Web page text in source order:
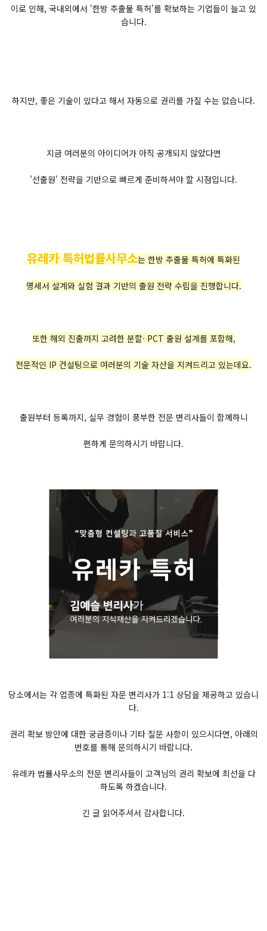
이로 인해, 국내외에서 '한방 추출물 특허'를 확보하는 기업들이 늘고 있
습니다.
하지만, 좋은 기술이 있다고 해서 자동으로 권리를 가질 수는 없습니다.
지금 여러분의 아이디어가 아직 공개되지 않았다면
'선출원' 전략을 기반으로 빠르게 준비하셔야 할 시점입니다.
유레카 특허법률사무소는 한방 추출물 특허에 특화된
명세서 설계와 실험 결과 기반의 출원 전략 수립을 진행합니다.
또한 해외 진출까지 고려한 분할· PCT 출원 설계를 포함해,
전문적인 IP 컨설팅으로 여러분의 기술 자산을 지켜드리고 있는데요.
출원부터 등록까지, 실무 경험이 풍부한 전문 변리사들이 함께하니
편하게 문의하시기 바랍니다.
당소에서는 각 업종에 특화된 자문 변리사가 1:1 상담을 제공하고 있습니
다.
권리 확보 방안에 대한 궁금증이나 기타 질문 사항이 있으시다면, 아래의
번호를 통해 문의하시기 바랍니다.
유레카 법률사무소의 전문 변리사들이 고객님의 권리 확보에 최선을 다
하도록 하겠습니다.
긴 글 읽어주셔서 감사합니다.